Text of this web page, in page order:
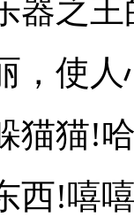
器之
，使
猫猫!
西!嘻